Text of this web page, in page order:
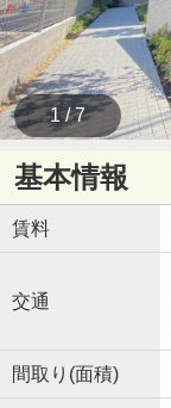
1 / 7
基本情報
賃料
交通
間取り(面積)